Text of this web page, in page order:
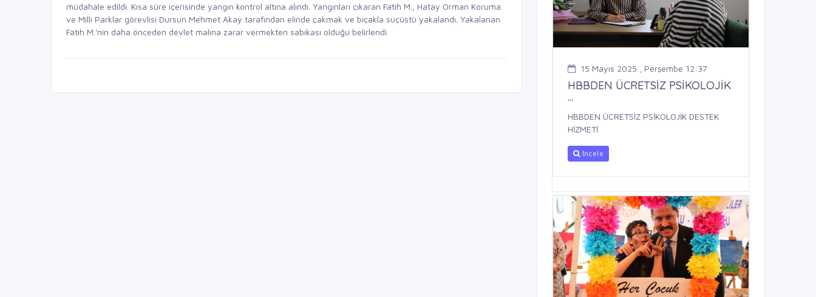
müdahale edildi. Kısa süre içerisinde yangın kontrol altına alındı. Yangınları çıkaran Fatih M., Hatay Orman Koruma
ve Milli Parklar görevlisi Dursun Mehmet Akay tarafından elinde çakmak ve bıçakla suçüstü yakalandı. Yakalanan
Fatih M.'nin daha önceden devlet malına zarar vermekten sabıkası olduğu belirlendi.
15 Mayıs 2025 , Perşembe 12:37
HBBDEN ÜCRETSİZ PSİKOLOJİK
...
HBBDEN ÜCRETSİZ PSİKOLOJİK DESTEK
HİZMETİ
İncele